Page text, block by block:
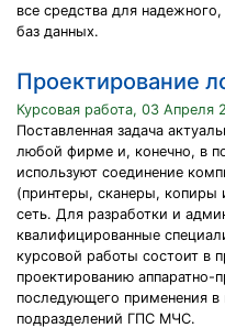
все средства для
баз данных.
Проектирование
Курсовая работа, 03 Апреля
Поставленная задача
любой фирме и, конечно, в
используют соединение
(принтеры, сканеры, копиры
сеть. Для разработки и
квалифицированные
курсовой работы состоит в
проектированию
последующего применения в
подразделений ГПС МЧС.